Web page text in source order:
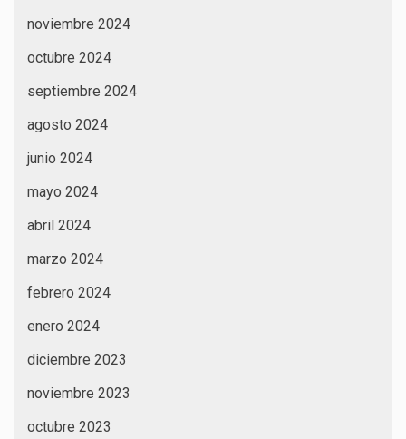
noviembre 2024
octubre 2024
septiembre 2024
agosto 2024
junio 2024
mayo 2024
abril 2024
marzo 2024
febrero 2024
enero 2024
diciembre 2023
noviembre 2023
octubre 2023